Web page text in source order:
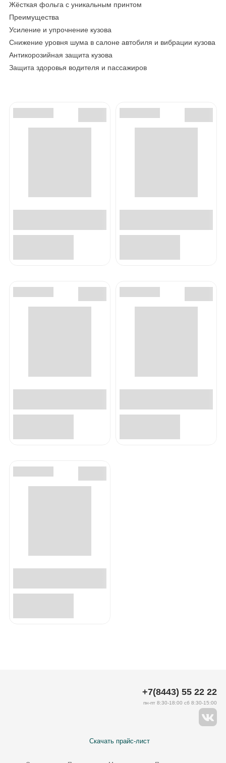
Жёсткая фольга с уникальным принтом
Преимущества
Усиление и упрочнение кузова
Снижение уровня шума в салоне автобиля и вибрации кузова
Антикорозийная защита кузова
Защита здоровья водителя и пассажиров
Скачать прайс-лист
+7(8443) 55 22 22
пн-пт 8:30-18:00 сб 8:30-15:00